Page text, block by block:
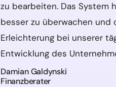
zu bearbeiten. Das System
besser zu überwachen und
Erleichterung bei unserer
Entwicklung des
Damian Galdynski
Finanzberater